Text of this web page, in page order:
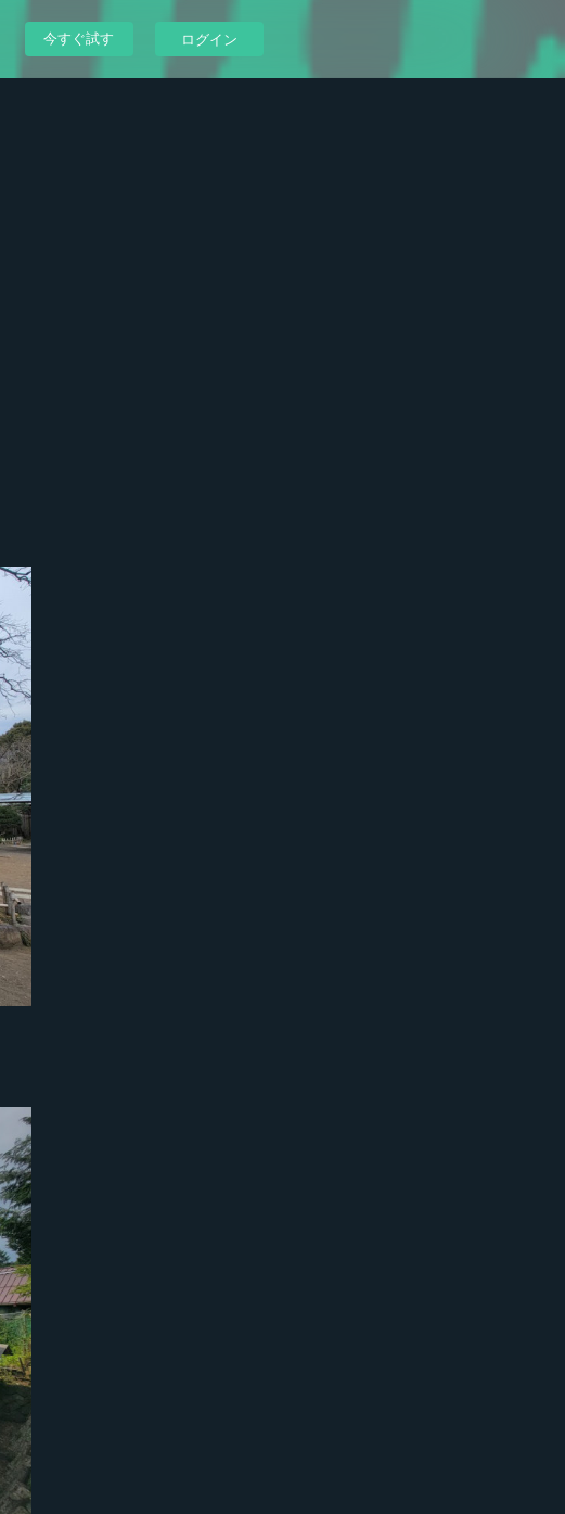
今すぐ試す ログイン